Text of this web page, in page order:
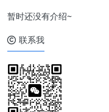
暂时还没有介绍~
联系我